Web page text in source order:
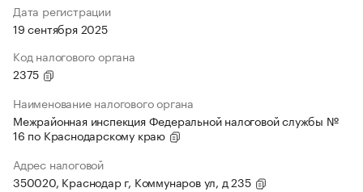
Дата регистрации
19 сентября 2025
Код налогового органа
2375
Наименование налогового органа
Межрайонная инспекция Федеральной налоговой службы №
16 по Краснодарскому краю
Адрес налоговой
350020, Краснодар г, Коммунаров ул, д 235